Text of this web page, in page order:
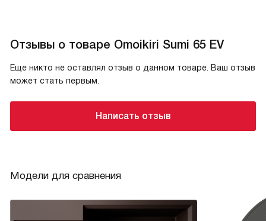
Отзывы о товаре Omoikiri Sumi 65 EV
Еще никто не оставлял отзыв о данном товаре. Ваш отзыв
может стать первым.
Написать отзыв
Модели для сравнения